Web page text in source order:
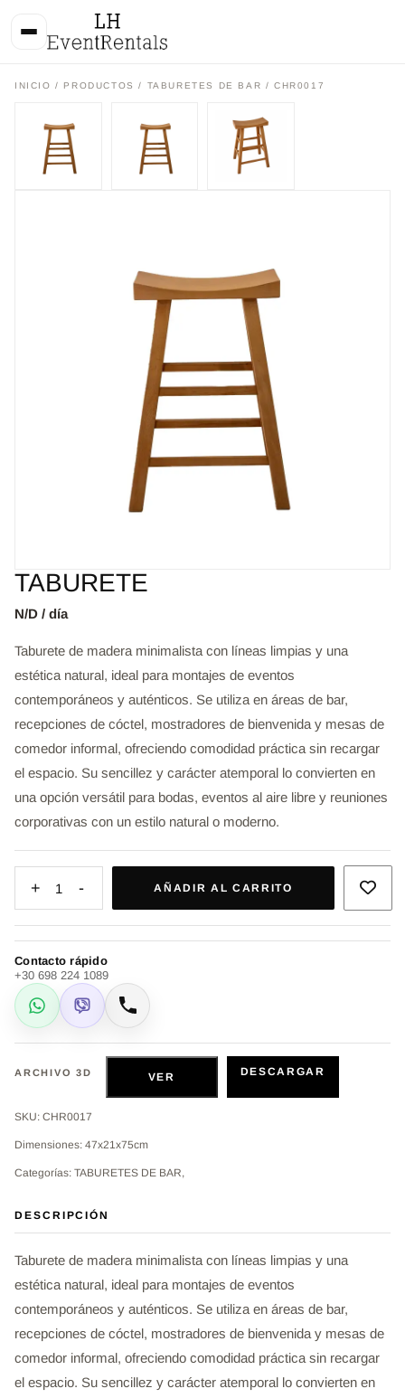
INICIO / PRODUCTOS/ TABURETES DE BAR / CHR0017
TABURETE
N/D / día
Taburete de madera minimalista con líneas limpias y una
estética natural, ideal para montajes de eventos
contemporáneos y auténticos. Se utiliza en áreas de bar,
recepciones de cóctel, mostradores de bienvenida y mesas de
comedor informal, ofreciendo comodidad práctica sin recargar
el espacio. Su sencillez y carácter atemporal lo convierten en
una opción versátil para bodas, eventos al aire libre y reuniones
corporativas con un estilo natural o moderno.
+ 1 - AÑADIR AL CARRITO
Contacto rápido
+30 698 224 1089
WhatsApp
Viber Llamar
ARCHIVO 3D VER DESCARGAR
SKU: CHR0017
Dimensiones: 47x21x75cm
Categorías: TABURETES DE BAR,
DESCRIPCIÓN
Taburete de madera minimalista con líneas limpias y una
estética natural, ideal para montajes de eventos
contemporáneos y auténticos. Se utiliza en áreas de bar,
recepciones de cóctel, mostradores de bienvenida y mesas de
comedor informal, ofreciendo comodidad práctica sin recargar
el espacio. Su sencillez y carácter atemporal lo convierten en